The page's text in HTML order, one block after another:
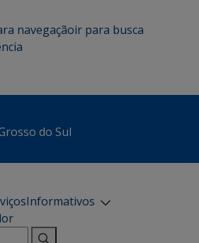
navegaçãoir para busca
do Sul
Informativos